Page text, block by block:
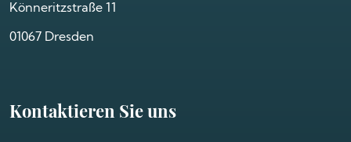
Könneritzstraße 11
01067 Dresden
Kontaktieren Sie uns